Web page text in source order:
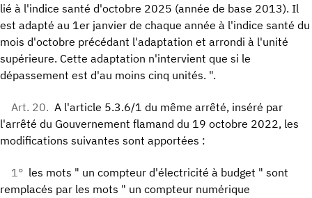
lié à l'indice santé d'octobre 2025 (année de base 2013). Il
est adapté au 1er janvier de chaque année à l'indice santé du
mois d'octobre précédant l'adaptation et arrondi à l'unité
supérieure. Cette adaptation n'intervient que si le
dépassement est d'au moins cinq unités. ".
Art. 20. A l'article 5.3.6/1 du même arrêté, inséré par
l'arrêté du Gouvernement flamand du 19 octobre 2022, les
modifications suivantes sont apportées :
1° les mots " un compteur d'électricité à budget " sont
remplacés par les mots " un compteur numérique